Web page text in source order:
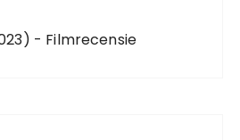
- Filmrecensie